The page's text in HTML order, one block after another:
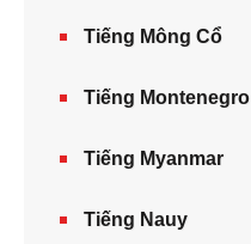
Tiếng Mông Cổ
Tiếng Montenegro
Tiếng Myanmar
Tiếng Nauy